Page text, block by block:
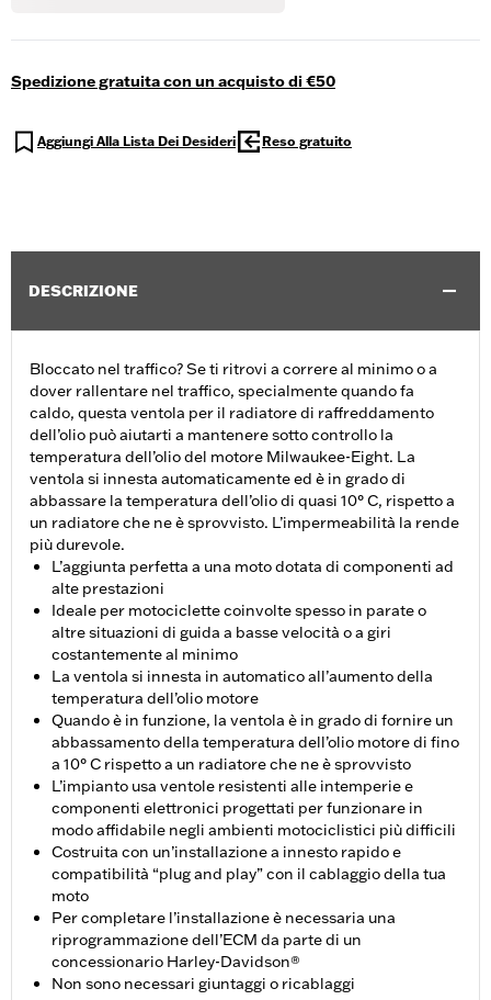
Spedizione gratuita con un acquisto di €50
Aggiungi Alla Lista Dei Desideri Reso gratuito
DESCRIZIONE
Bloccato nel traffico? Se ti ritrovi a correre al minimo o a
dover rallentare nel traffico, specialmente quando fa
caldo, questa ventola per il radiatore di raffreddamento
dell’olio può aiutarti a mantenere sotto controllo la
temperatura dell’olio del motore Milwaukee-Eight. La
ventola si innesta automaticamente ed è in grado di
abbassare la temperatura dell’olio di quasi 10° C, rispetto a
un radiatore che ne è sprovvisto. L’impermeabilità la rende
più durevole.
L’aggiunta perfetta a una moto dotata di componenti ad
alte prestazioni
Ideale per motociclette coinvolte spesso in parate o
altre situazioni di guida a basse velocità o a giri
costantemente al minimo
La ventola si innesta in automatico all’aumento della
temperatura dell’olio motore
Quando è in funzione, la ventola è in grado di fornire un
abbassamento della temperatura dell’olio motore di fino
a 10° C rispetto a un radiatore che ne è sprovvisto
L’impianto usa ventole resistenti alle intemperie e
componenti elettronici progettati per funzionare in
modo affidabile negli ambienti motociclistici più difficili
Costruita con un’installazione a innesto rapido e
compatibilità “plug and play” con il cablaggio della tua
moto
Per completare l’installazione è necessaria una
riprogrammazione dell’ECM da parte di un
concessionario Harley-Davidson®
Non sono necessari giuntaggi o ricablaggi